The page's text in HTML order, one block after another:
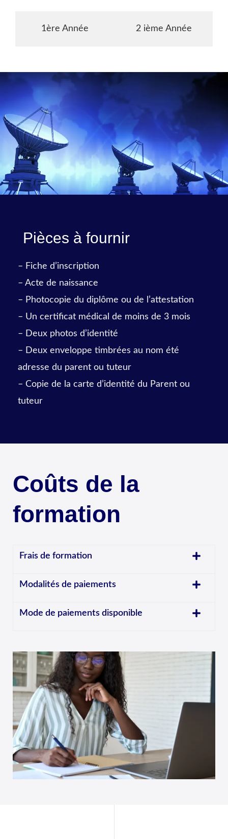
1ère Année 2 ième Année
Pièces à fournir
– Fiche d’inscription
– Acte de naissance
– Photocopie du diplôme ou de l’attestation
– Un certificat médical de moins de 3 mois
– Deux photos d’identité
– Deux enveloppe timbrées au nom été
adresse du parent ou tuteur
– Copie de la carte d’identité du Parent ou
tuteur
Coûts de la
formation
Frais de formation
Modalités de paiements
Mode de paiements disponible